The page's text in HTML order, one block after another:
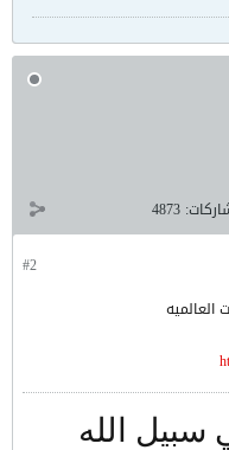
4873
#2
العالميه
سبيل الله